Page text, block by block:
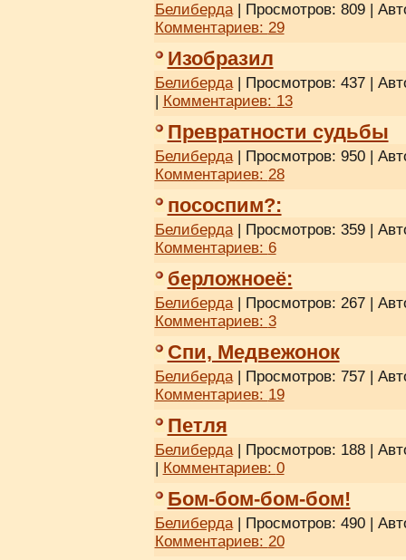
Белиберда| Просмотров: 809 |
Комментариев: 29
Изобразил
Белиберда| Просмотров: 437 |
Комментариев: 13
Превратности судьбы
Белиберда| Просмотров: 950 |
Комментариев: 28
пососпим?:
Белиберда| Просмотров: 359 |
Комментариев: 6
берложноеё:
Белиберда| Просмотров: 267 |
Комментариев: 3
Спи, Медвежонок
Белиберда| Просмотров: 757 |
Комментариев: 19
Петля
Белиберда| Просмотров: 188 |
Комментариев: 0
Бом-бом-бом-бом!
Белиберда| Просмотров: 490 |
Комментариев: 20